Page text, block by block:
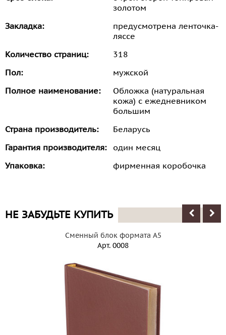
золотом
Закладка:
предусмотрена ленточка-
ляссе
Количество страниц:
318
Пол:
мужской
Полное наименование:
Обложка (натуральная
кожа) с ежедневником
большим
Страна производитель:
Беларусь
Гарантия производителя:
один месяц
Упаковка:
фирменная коробочка
НЕ ЗАБУДЬТЕ КУПИТЬ
Сменный блок формата А5
Арт. 0008